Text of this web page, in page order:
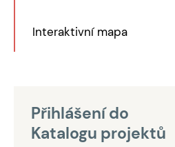
Interaktivní mapa
Přihlášení do
Katalogu projektů